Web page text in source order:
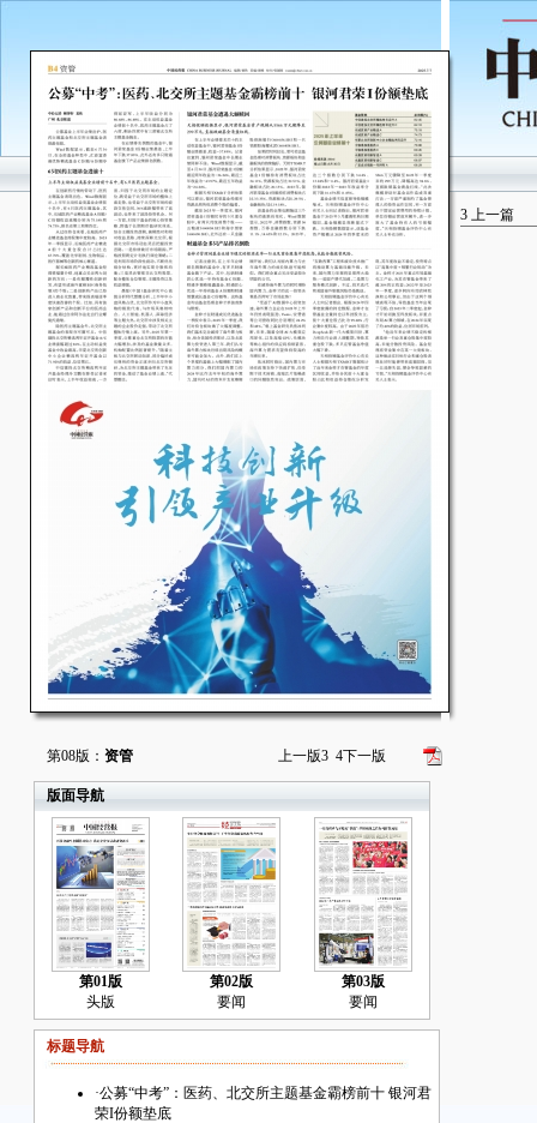
第08版： 资管 上一版3 4下一版
版面导航
第01版
头版
第02版
要闻
第03版
要闻
标题导航
·公募“中考”：医药、北交所主题基金霸榜前十 银河君
荣I份额垫底
3 上一篇